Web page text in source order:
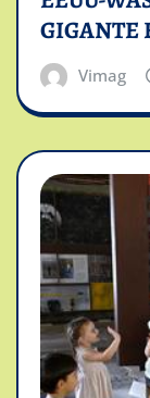
GIGANTE
Vimag